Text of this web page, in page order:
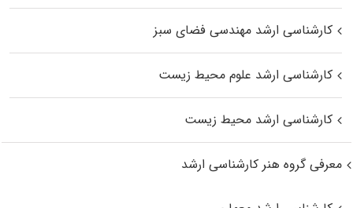
کارشناسی ارشد مهندسی فضای سبز
کارشناسی ارشد علوم محیط‌ زیست
کارشناسی ارشد محیط زیست
معرفی گروه هنر کارشناسی ارشد